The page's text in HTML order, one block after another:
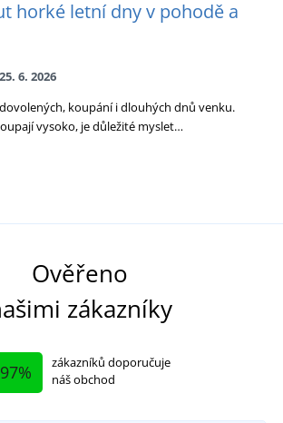
horké letní dny v pohodě a
25. 6. 2026
koupání i dlouhých dnů venku.
vysoko, je důležité myslet…
Ověřeno
zákazníky
97%
zákazníků doporučuje
náš obchod